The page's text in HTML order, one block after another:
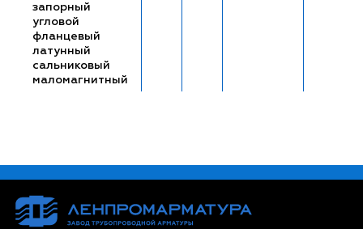
запорный
угловой
фланцевый
латунный
сальниковый
маломагнитный